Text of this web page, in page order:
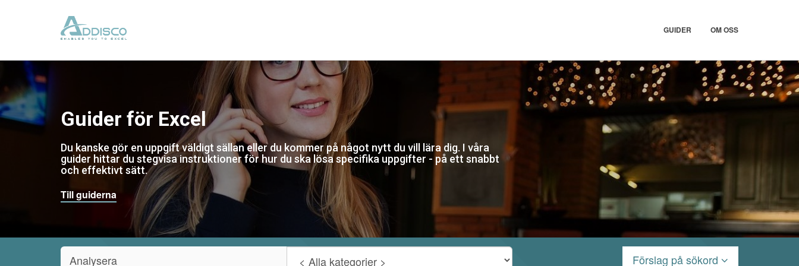
GUIDER OM OSS
Guider för Excel
Du kanske gör en uppgift väldigt sällan eller du kommer på något nytt du vill lära dig. I våra
guider hittar du stegvisa instruktioner för hur du ska lösa specifika uppgifter - på ett snabbt
och effektivt sätt.
Till guiderna
Förslag på sökord